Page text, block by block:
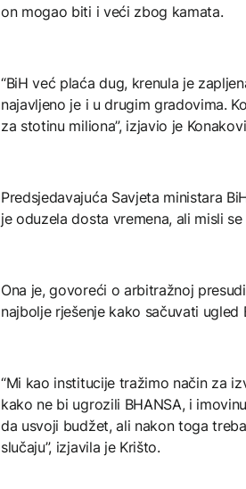
on mogao biti i veći zbog kamata.
“BiH već plaća dug, krenula je
najavljeno je i u drugim gradovima.
za stotinu miliona”, izjavio je
Predsjedavajuća Savjeta ministara
je oduzela dosta vremena, ali misli
Ona je, govoreći o arbitražnoj
najbolje rješenje kako sačuvati ugled
“Mi kao institucije tražimo način za
kako ne bi ugrozili BHANSA, i
da usvoji budžet, ali nakon toga
slučaju”, izjavila je Krišto.